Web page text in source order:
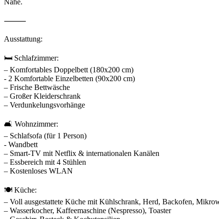
Nähe.
⸻
Ausstattung:
🛏️ Schlafzimmer:
– Komfortables Doppelbett (180x200 cm)
- 2 Komfortable Einzelbetten (90x200 cm)
– Frische Bettwäsche
– Großer Kleiderschrank
– Verdunkelungsvorhänge
🛋️ Wohnzimmer:
– Schlafsofa (für 1 Person)
- Wandbett
– Smart-TV mit Netflix & internationalen Kanälen
– Essbereich mit 4 Stühlen
– Kostenloses WLAN
🍽️ Küche:
– Voll ausgestattete Küche mit Kühlschrank, Herd, Backofen,
– Wasserkocher, Kaffeemaschine (Nespresso), Toaster